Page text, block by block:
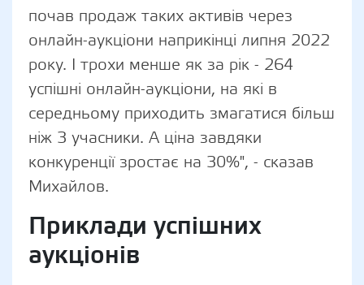
почав продаж таких активів через
онлайн-аукціони наприкінці липня 2022
року. І трохи менше як за рік - 264
успішні онлайн-аукціони, на які в
середньому приходить змагатися більш
ніж 3 учасники. А ціна завдяки
конкуренції зростає на 30%", - сказав
Михайлов.
Приклади успішних
аукціонів